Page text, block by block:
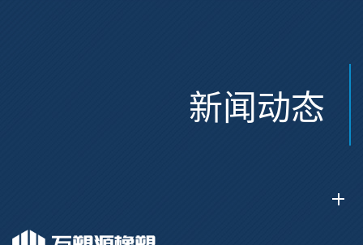
新闻动态